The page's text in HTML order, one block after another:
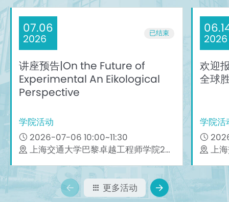
07.06
2026 已结束
讲座预告|On the Future of
Experimental An Eikological
Perspective
学院活动
2026-07-06 10:00~11:30
上海交通大学巴黎卓越工程师学院205报告厅
2026
欢迎
全球
学院活
上海
更多活动